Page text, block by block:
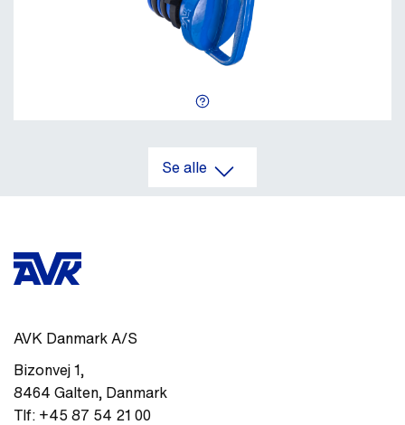
Se alle
AVK Danmark A/S
Bizonvej 1,
8464 Galten, Danmark
Tlf: +45 87 54 21 00